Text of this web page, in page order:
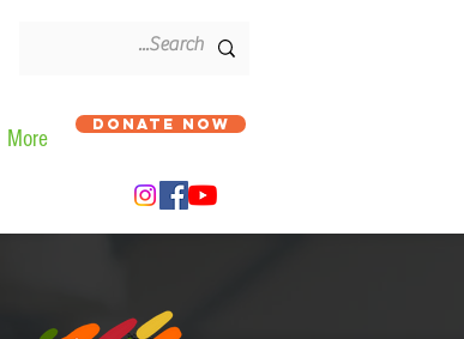
More
DONATE NOW